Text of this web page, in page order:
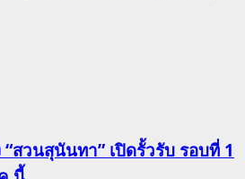
สวนสุนันทา” เปิดรั้วรับ รอบที่ 1